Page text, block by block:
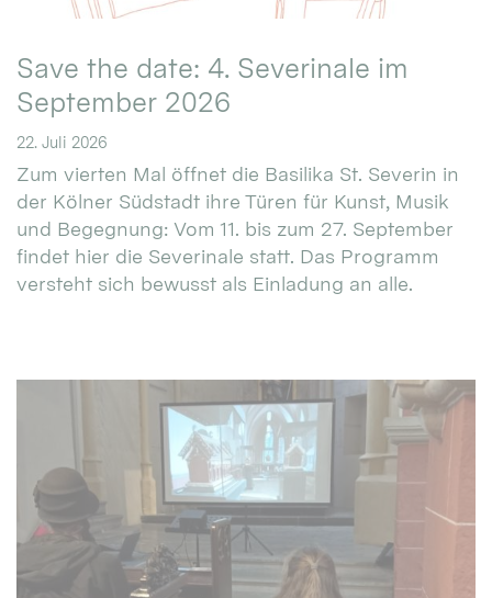
Save the date: 4. Severinale im
September 2026
22. Juli 2026
Zum vierten Mal öffnet die Basilika St. Severin in
der Kölner Südstadt ihre Türen für Kunst, Musik
und Begegnung: Vom 11. bis zum 27. September
findet hier die Severinale statt. Das Programm
versteht sich bewusst als Einladung an alle.